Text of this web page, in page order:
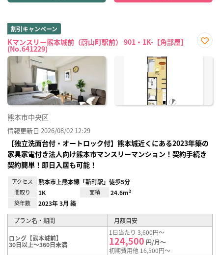
割引キャンペーン
Kマンスリー熊本城前（蔚山町駅前） 901・1K-【角部屋】
(No.641229)
に入
熊本市中央区
情報更新日 2026/08/02 12:29
【独立洗面台付・オートロック付】熊本城近くにある2023年築の
家具家電付き法人向け熊本市マンスリーマンション！契約手続き
契約簡単！即日入居も可能！
アクセス 熊本市上熊本線「新町駅」徒歩5分
間取り 1K 面積 24.6m²
築年数 2023年 3月 築
プラン名・期間 月額目安
ロング【熊本城前】
30日以上～360日未満
1日当たり 3,600円～
124,500 円/月～
初期費用他 16,500円～